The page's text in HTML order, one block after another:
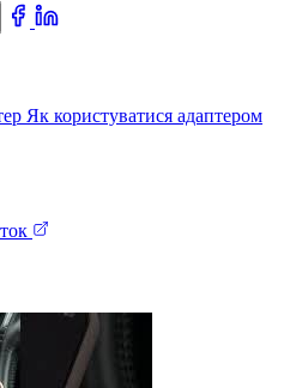
Як користуватися адаптером